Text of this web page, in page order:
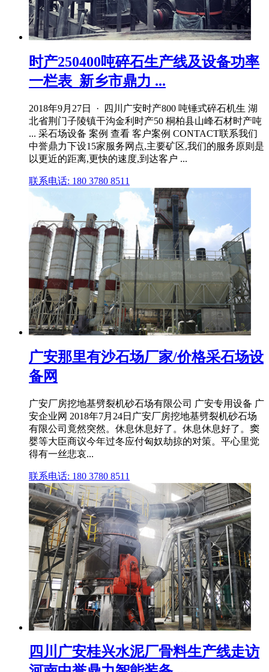
时产250400吨碎石生产线及设备功率
一栏表_新乡市鼎力 ...
2018年9月27日 · 四川广安时产800 吨锤式碎石机生 湖
北省荆门子陵镇干沟金利时产50 桐柏县山峰石材时产吨
... 采石场设备 案例 查看 客户案例 CONTACT联系我们
中誉鼎力下设15家服务网点,主要矿区,我们的服务原则是
以更近的距离,更快的速度,到达客户 ...
联系电话: 180 3780 8511
广安那里有沙石场厂家/价格采石场设
备网
广安厂房挖地基劈裂机砂石场有限公司 广安专用设备 广
安企业网 2018年7月24日广安厂房挖地基劈裂机砂石场
有限公司竟然突然。休息休息好了。休息休息好了。窦
婴等大臣商议今年过冬应付匈奴劫掠的对策。平心里觉
得有一丝悲哀...
联系电话: 180 3780 8511
四川广安桂兴水泥厂骨料生产线走访